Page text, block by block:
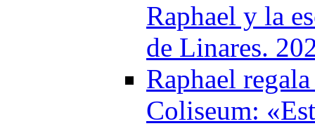
Raphael y la
de Linares.
Raphael
Coliseum: